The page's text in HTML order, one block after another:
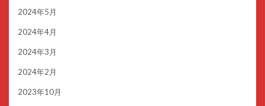
2024年5月
2024年4月
2024年3月
2024年2月
2023年10月